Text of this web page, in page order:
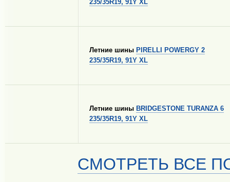
235/35R19, 91Y XL
Летние шины PIRELLI POWERGY 2
235/35R19, 91Y XL
Летние шины BRIDGESTONE TURANZA 6
235/35R19, 91Y XL
СМОТРЕТЬ ВСЕ